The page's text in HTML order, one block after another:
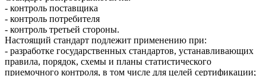
- контроль поставщика
- контроль потребителя
- контроль третьей стороны.
Настоящий стандарт подлежит применению при:
- разработке государственных стандартов, устанавливающих
правила, порядок, схемы и планы статистического
приемочного контроля, в том числе для целей сертификации;